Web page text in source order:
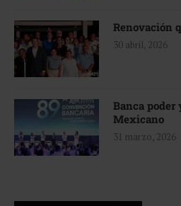
Renovación
30 abril, 2026
Banca poder
Mexicano
31 marzo, 2026